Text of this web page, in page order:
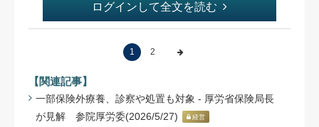
ログインして全文を読む
1 2
【関連記事】
一部保険外療養、診察や処置も対象 - 厚労省保険局長
が見解 参院厚労委(2026/5/27)
経営